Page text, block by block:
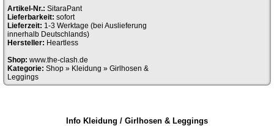
Artikel-Nr.: SitaraPant
Lieferbarkeit: sofort
Lieferzeit: 1-3 Werktage (bei Auslieferung
innerhalb Deutschlands)
Hersteller: Heartless
Shop: www.the-clash.de
Kategorie: Shop » Kleidung » Girlhosen &
Leggings
Info Kleidung / Girlhosen & Leggings